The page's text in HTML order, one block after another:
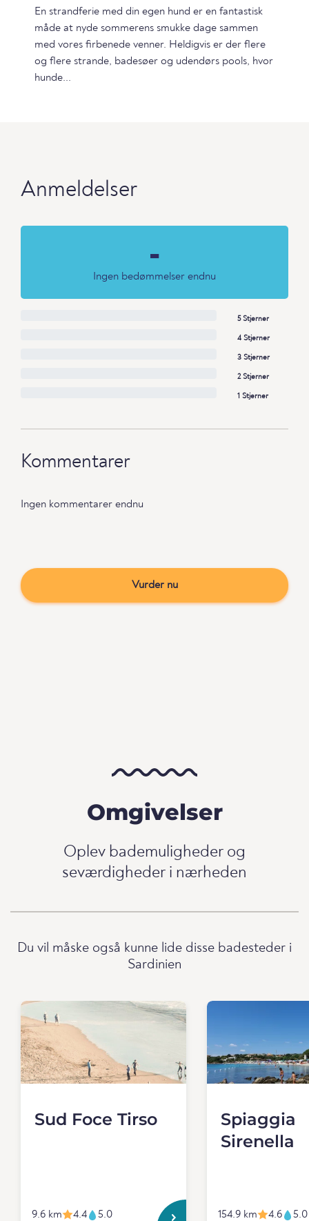
En strandferie med din egen hund er en fantastisk
måde at nyde sommerens smukke dage sammen
med vores firbenede venner. Heldigvis er der flere
og flere strande, badesøer og udendørs pools, hvor
hunde...
Anmeldelser
-
Ingen bedømmelser endnu
5 Stjerner
4 Stjerner
3 Stjerner
2 Stjerner
1 Stjerner
Kommentarer
Ingen kommentarer endnu
Vurder nu
Omgivelser
Oplev bademuligheder og
seværdigheder i nærheden
Du vil måske også kunne lide disse badesteder i
Sardinien
Sud Foce Tirso
9.6 km 4.4 5.0
Spiaggia
Sirenella
154.9 km 4.6 5.0